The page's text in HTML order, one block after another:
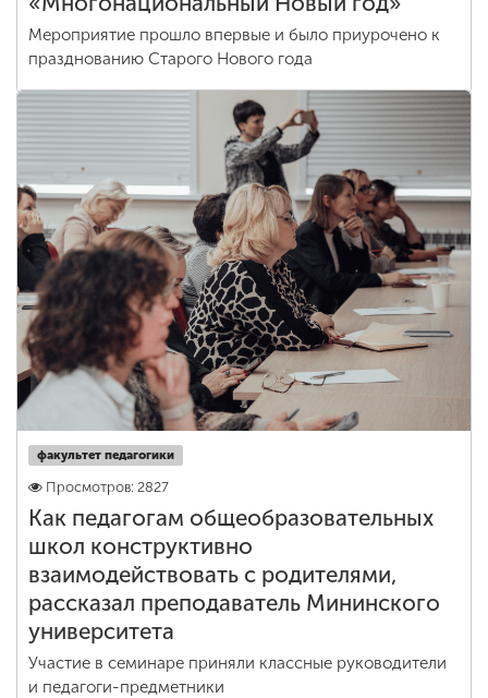
Мероприятие прошло впервые и было приурочено к
празднованию Старого Нового года
факультет педагогики
Просмотров: 2827
Как педагогам общеобразовательных
школ конструктивно
взаимодействовать с родителями,
рассказал преподаватель Мининского
университета
Участие в семинаре приняли классные руководители
и педагоги-предметники